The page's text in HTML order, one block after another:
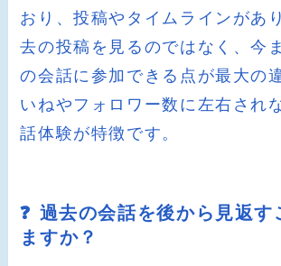
おり、投稿やタイムラインがあ
去の投稿を見るのではなく、今
の会話に参加できる点が最大の
いねやフォロワー数に左右され
話体験が特徴です。
❓ 過去の会話を後から見返す
ますか？